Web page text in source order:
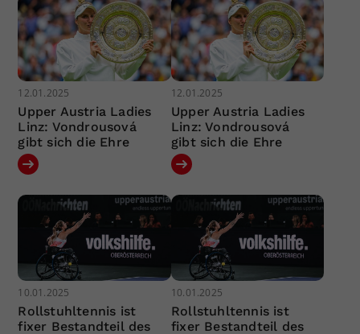
12.01.2025
Upper Austria Ladies
Linz: Vondrousová
gibt sich die Ehre
12.01.2025
Upper Austria Ladies
Linz: Vondrousová
gibt sich die Ehre
10.01.2025
Rollstuhltennis ist
fixer Bestandteil des
10.01.2025
Rollstuhltennis ist
fixer Bestandteil des